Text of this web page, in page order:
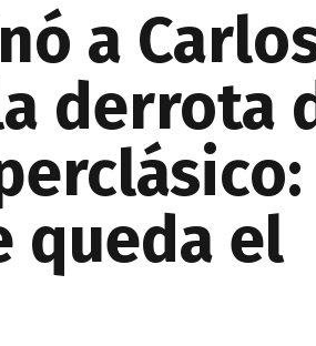
a
derrota
queda el